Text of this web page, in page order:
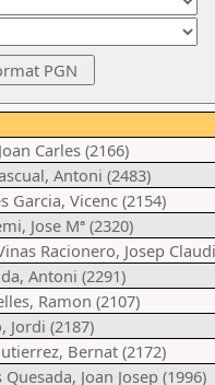
Carles (2166)
Antoni (2483)
Garcia, Vicenc (2154)
Jose Mª (2320)
Racionero, Josep
Antoni (2291)
Ramon (2107)
Jordi (2187)
Bernat (2172)
Joan Josep (1996)